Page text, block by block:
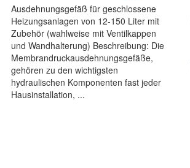
Ausdehnungsgefäß für geschlossene
Heizungsanlagen von 12-150 Liter mit
Zubehör (wahlweise mit Ventilkappen
und Wandhalterung) Beschreibung: Die
Membrandruckausdehnungsgefäße,
gehören zu den wichtigsten
hydraulischen Komponenten fast jeder
Hausinstallation, ...